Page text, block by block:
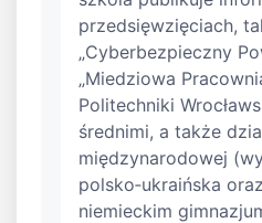
przedsięwzięciach,
„Cyberbezpieczny
„Miedziowa
Politechniki
średnimi, a także
międzynarodowej
polsko‑ukraińska
niemieckim